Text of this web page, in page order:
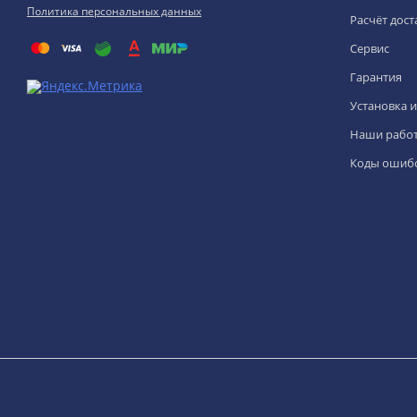
Политика персональных данных
Расчёт
Сервис
Гарантия
Установка
Наши
Коды